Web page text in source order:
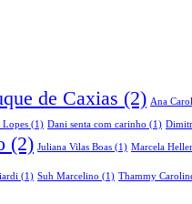
de Caxias (2) Ana
Lopes (1) Dani senta com carinho (1)
(2) Juliana Vilas Boas (1) Marcela
(1) Suh Marcelino (1) Thammy